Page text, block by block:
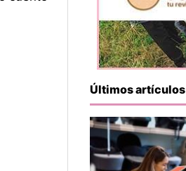
Últimos artículos